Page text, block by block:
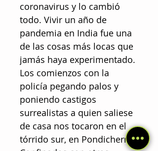
coronavirus y lo cambió
todo. Vivir un año de
pandemia en India fue una
de las cosas más locas que
jamás haya experimentado.
Los comienzos con la
policía pegando palos y
poniendo castigos
surrealistas a quien saliese
de casa nos tocaron en el
tórrido sur, en Pondicherry.